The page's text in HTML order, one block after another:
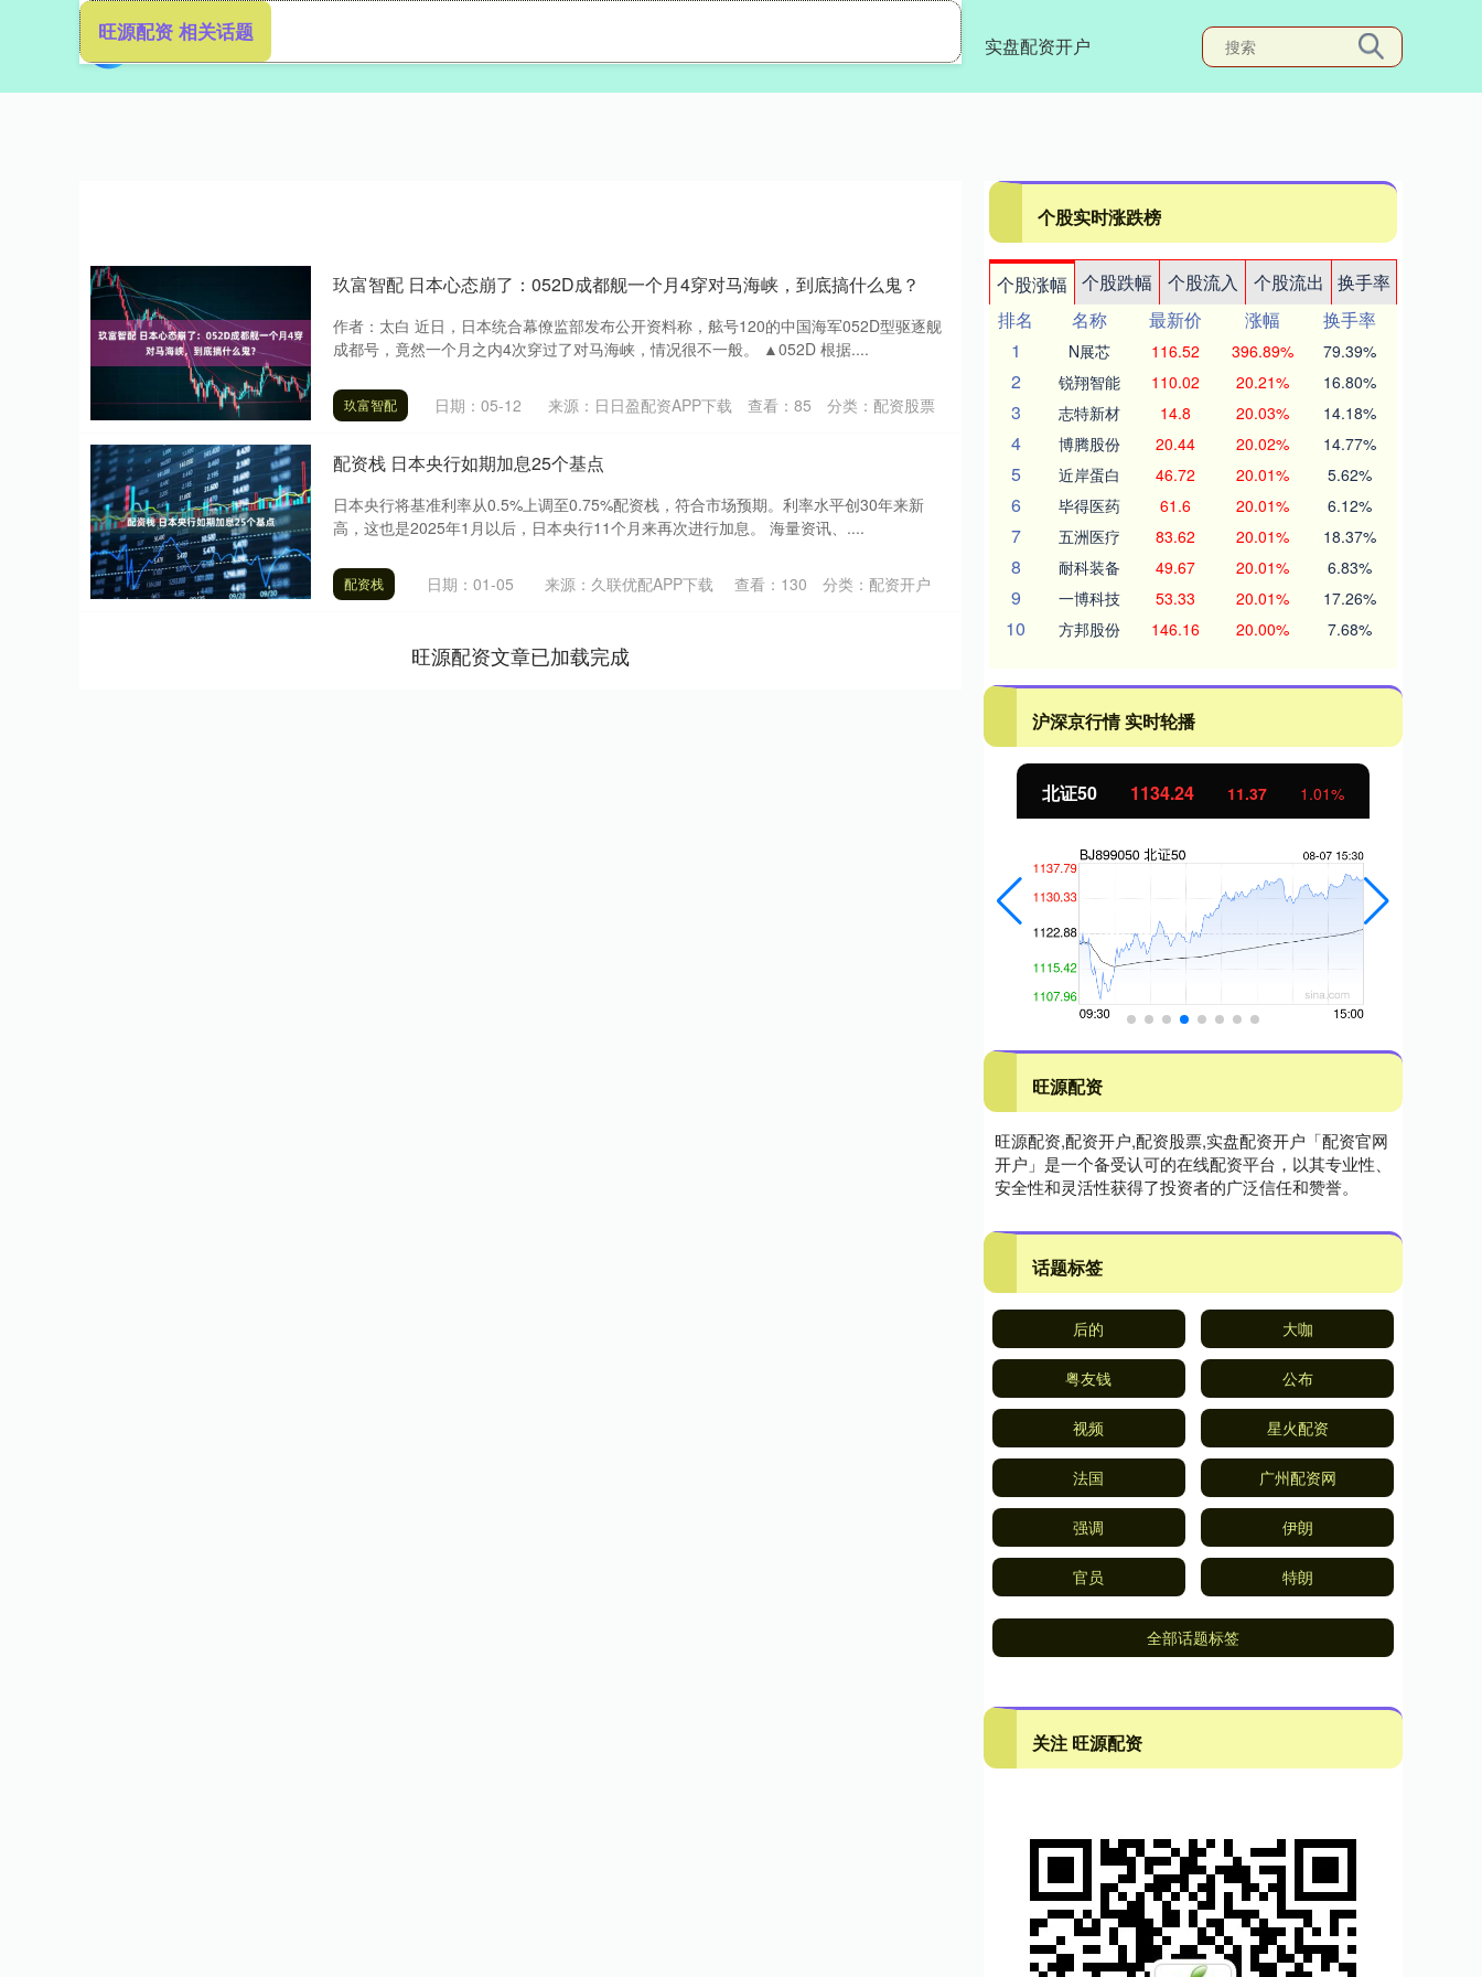
实盘配资开户
旺源配资 相关话题
玖富智配 日本心态崩了：052D成都舰一个月4穿对马海峡，到底搞什么鬼？
作者：太白 近日，日本统合幕僚监部发布公开资料称，舷号120的中国海军052D型驱逐舰
成都号，竟然一个月之内4次穿过了对马海峡，情况很不一般。 ▲052D 根据....
玖富智配 日期：05-12 来源：日日盈配资APP下载 查看： 85 分类： 配资股票
配资栈 日本央行如期加息25个基点
日本央行将基准利率从0.5%上调至0.75%配资栈，符合市场预期。利率水平创30年来新
高，这也是2025年1月以后，日本央行11个月来再次进行加息。 海量资讯、....
配资栈 日期：01-05 来源：久联优配APP下载 查看： 130 分类： 配资开户
旺源配资文章已加载完成
个股实时涨跌榜
个股涨幅 个股跌幅 个股流入 个股流出
换手率
排名
名称 最新价 涨幅
换手率
1
N展芯 116.52 396.89% 79.39%
2 锐翔智能 110.02 20.21% 16.80%
3 志特新材 14.8 20.03% 14.18%
4 博腾股份 20.44 20.02% 14.77%
5 近岸蛋白 46.72 20.01% 5.62%
6 毕得医药 61.6 20.01% 6.12%
7 五洲医疗 83.62 20.01% 18.37%
8 耐科装备 49.67 20.01% 6.83%
9 一博科技 53.33 20.01% 17.26%
10 方邦股份 146.16 20.00% 7.68%
沪深京行情 实时轮播
北证50 1134.24 11.37 1.01%
旺源配资
旺源配资,配资开户,配资股票,实盘配资开户「配资官网
开户」是一个备受认可的在线配资平台，以其专业性、
安全性和灵活性获得了投资者的广泛信任和赞誉。
话题标签
后的 大咖
粤友钱 公布
视频 星火配资
法国 广州配资网
强调 伊朗
官员 特朗
全部话题标签
关注 旺源配资